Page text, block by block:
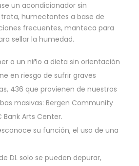
un acondicionador sin
trata, humectantes a base de
frecuentes, manteca para
sellar la humedad.
a un niño a dieta sin orientación
en riesgo de sufrir graves
436 que provienen de nuestros
masivas: Bergen Community
Bank Arts Center.
su función, el uso de una
DL solo se pueden depurar,